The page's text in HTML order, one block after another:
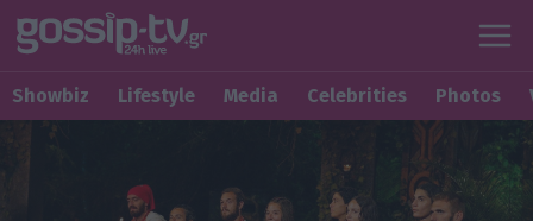
Showbiz Lifestyle Media Celebrities Photos